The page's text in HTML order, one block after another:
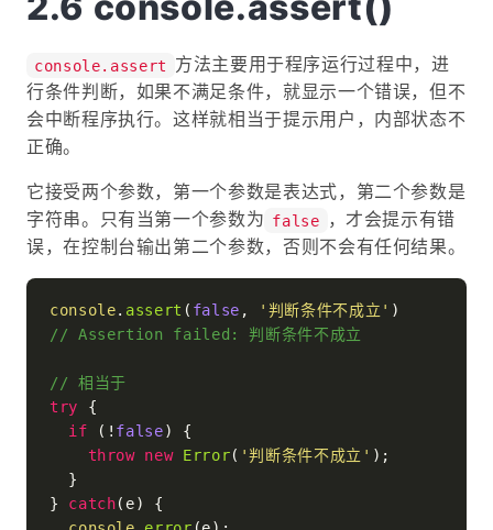
console.assert
方法主要用于程序运行过程中，进
行条件判断，如果不满足条件，就显示一个错误，但不
会中断程序执行。这样就相当于提示用户，内部状态不
正确。
它接受两个参数，第一个参数是表达式，第二个参数是
字符串。只有当第一个参数为 false
，才会提示有错
误，在控制台输出第二个参数，否则不会有任何结果。
console. assert ( false , '判断条件不成立'
// Assertion failed: 判断条件不成立
// 相当于
try {
if (! false) {
throw new Error( '判断条件不成立' );
  }
} catch(e) {